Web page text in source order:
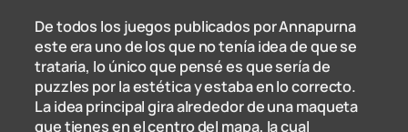
De todos los juegos publicados por Annapurna
este era uno de los que no tenía idea de que se
trataria, lo único que pensé es que sería de
puzzles por la estética y estaba en lo correcto.
La idea principal gira alrededor de una maqueta
que tienes en el centro del mapa, la cual